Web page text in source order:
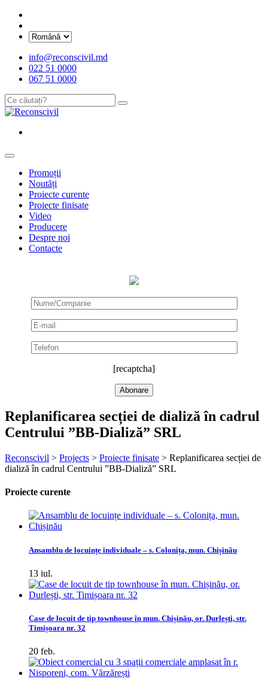
info@reconscivil.md
022 51 0000
067 51 0000
Promoții
Noutăți
Proiecte curente
Proiecte finisate
Video
Producere
Despre noi
Contacte
[recaptcha]
Replanificarea secției de dializă în cadrul
Centrului ”BB-Dializă” SRL
Reconscivil > Projects > Proiecte finisate > Replanificarea secției de
dializă în cadrul Centrului ”BB-Dializă” SRL
Proiecte curente
Ansamblu de locuințe individuale – s. Colonița, mun. Chișinău
13 iul.
Case de locuit de tip townhouse în mun. Chișinău, or. Durlești, str.
Timișoara nr. 32
20 feb.